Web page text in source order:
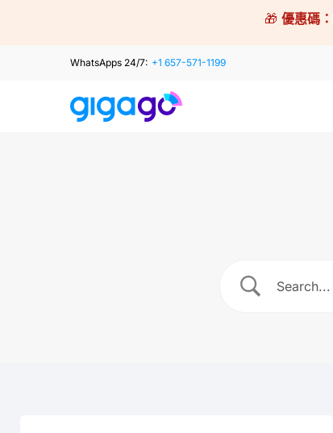
🎁 優惠碼：
WhatsApps 24/7: +1 657-571-1199